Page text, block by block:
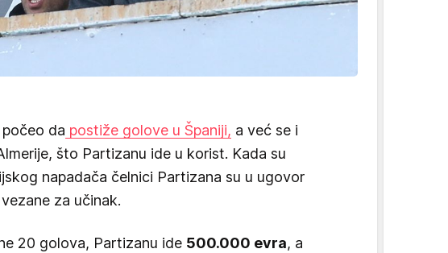
počeo da postiže golove u Španiji, a već se i
što Partizanu ide u korist. Kada su
napadača čelnici Partizana su u ugovor
za učinak.
20 golova, Partizanu ide 500.000 evra, a